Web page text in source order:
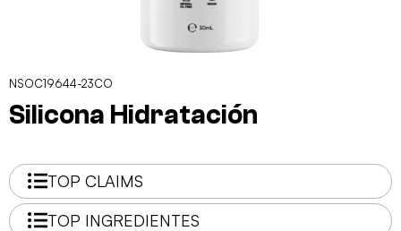
NSOC19644-23CO
Silicona Hidratación
TOP CLAIMS
TOP INGREDIENTES